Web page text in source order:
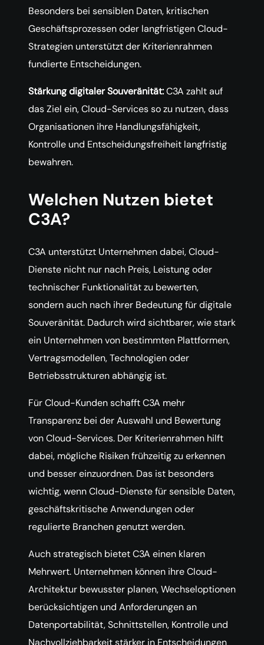
Besonders bei sensiblen Daten, kritischen
Geschäftsprozessen oder langfristigen Cloud-
Strategien unterstützt der Kriterienrahmen
fundierte Entscheidungen.
Stärkung digitaler Souveränität:C3A zahlt auf
das Ziel ein, Cloud-Services so zu nutzen, dass
Organisationen ihre Handlungsfähigkeit,
Kontrolle und Entscheidungsfreiheit langfristig
bewahren.
Welchen Nutzen bietet
C3A?
C3A unterstützt Unternehmen dabei, Cloud-
Dienste nicht nur nach Preis, Leistung oder
technischer Funktionalität zu bewerten,
sondern auch nach ihrer Bedeutung für digitale
Souveränität. Dadurch wird sichtbarer, wie stark
ein Unternehmen von bestimmten Plattformen,
Vertragsmodellen, Technologien oder
Betriebsstrukturen abhängig ist.
Für Cloud-Kunden schafft C3A mehr
Transparenz bei der Auswahl und Bewertung
von Cloud-Services. Der Kriterienrahmen hilft
dabei, mögliche Risiken frühzeitig zu erkennen
und besser einzuordnen. Das ist besonders
wichtig, wenn Cloud-Dienste für sensible Daten,
geschäftskritische Anwendungen oder
regulierte Branchen genutzt werden.
Auch strategisch bietet C3A einen klaren
Mehrwert. Unternehmen können ihre Cloud-
Architektur bewusster planen, Wechseloptionen
berücksichtigen und Anforderungen an
Datenportabilität, Schnittstellen, Kontrolle und
Nachvollziehbarkeit stärker in Entscheidungen